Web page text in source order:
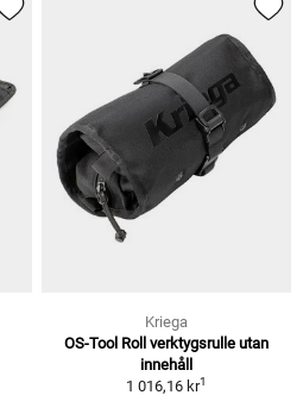
Kriega
OS-Tool Roll verktygsrulle utan
innehåll
1 016,16 kr1